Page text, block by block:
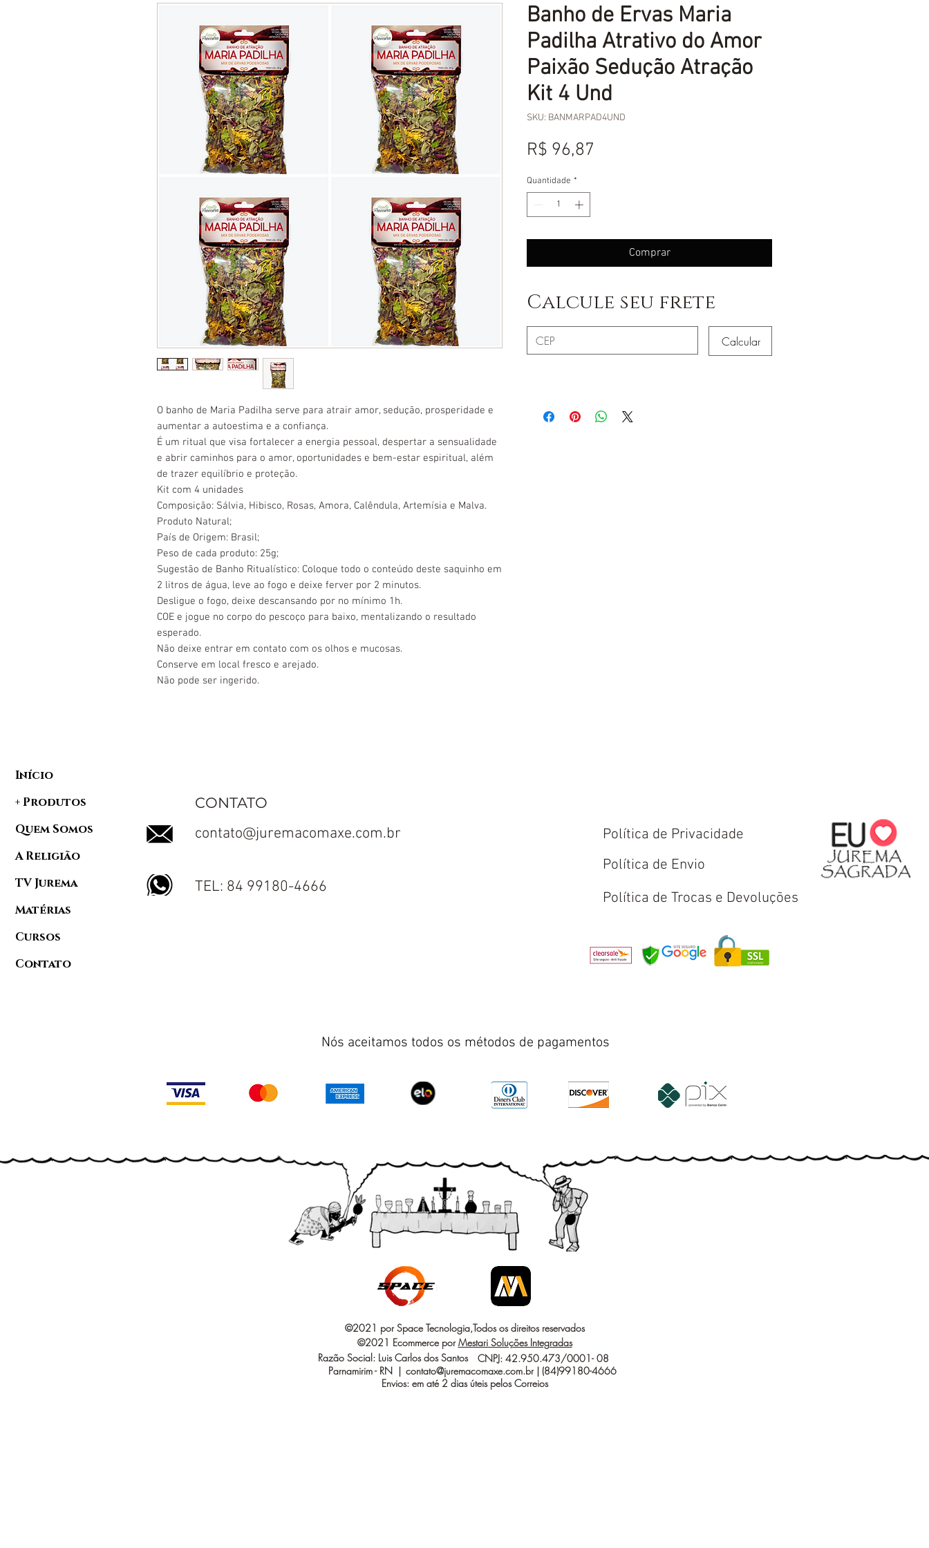
O banho de Maria Padilha serve para atrair amor, sedução, prosperidade e
aumentar a autoestima e a confiança.
É um ritual que visa fortalecer a energia pessoal, despertar a sensualidade
e abrir caminhos para o amor, oportunidades e bem-estar espiritual, além
de trazer equilíbrio e proteção.
Kit com 4 unidades
Composição: Sálvia, Hibisco, Rosas, Amora, Calêndula, Artemísia e Malva.
Produto Natural;
País de Origem: Brasil;
Peso de cada produto: 25g;
Sugestão de Banho Ritualístico: Coloque todo o conteúdo deste saquinho em
2 litros de água, leve ao fogo e deixe ferver por 2 minutos.
Desligue o fogo, deixe descansando por no mínimo 1h.
COE e jogue no corpo do pescoço para baixo, mentalizando o resultado
esperado.
Não deixe entrar em contato com os olhos e mucosas.
Conserve em local fresco e arejado.
Não pode ser ingerido.
Banho de Ervas Maria
Padilha Atrativo do Amor
Paixão Sedução Atração
Kit 4 Und
SKU: BANMARPAD4UND
R$ 96,87
Quantidade *
Comprar
Calcule seu frete
Calcular
Início
+ Produtos
Quem Somos
A Religião
TV Jurema
Matérias
Cursos
Contato
CONTATO
contato@juremacomaxe.com.br
TEL: 84 99180-4666
Política de Privacidade
Política de Envio
Política de Trocas e Devoluções
Nós aceitamos todos os métodos de pagamentos
©2021 por Space Tecnologia,Todos os direitos reservados
©2021 Ecommerce porMestari Soluções Integradas
Razão Social: Luis Carlos dos Santos
Parnamirim - RN |
Envios: em até 2 dias úteis pelos Correios
CNPJ: 42.950.473/0001- 08
contato@juremacomaxe.com.br| (84)99180-4666